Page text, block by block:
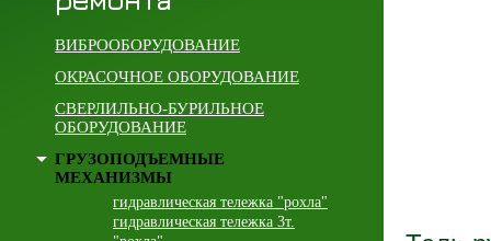
ВИБРООБОРУДОВАНИЕ
ОКРАСОЧНОЕ ОБОРУДОВАНИЕ
СВЕРЛИЛЬНО-БУРИЛЬНОЕ
ОБОРУДОВАНИЕ
ГРУЗОПОДЪЕМНЫЕ
МЕХАНИЗМЫ
гидравлическая тележка "рохла"
гидравлическая тележка 3т.